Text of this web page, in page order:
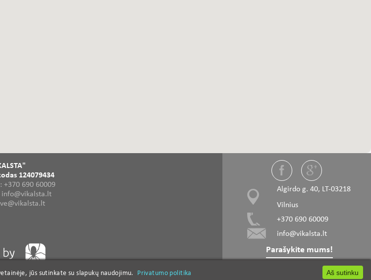
Algirdo g. 40, LT-03218
Vilnius
+370 690 60009
info@vikalsta.lt
Parašykite mums!
124079434
+370 690 60009
info@vikalsta.lt
Diskiniai pjūklai Smulkintuvų peiliai Freza kotine Grąžtai Obliavimo peiliai
Aš sutinku
jūs sutinkate su slapukų naudojimu. Privatumo politika Aš sutinku
jūs sutinkate su slapukų naudojimu. Privatumo politika